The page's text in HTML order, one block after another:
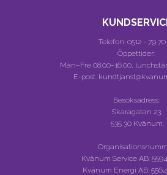
Telefon: 0512 - 79
Öppettider:
Mån–Fre 08.00–16.00,
E-post:
Besöksadress:
Skaragatan 23,
535 30 Kvänum.
Kvänum Service AB:
Kvänum Energi AB: